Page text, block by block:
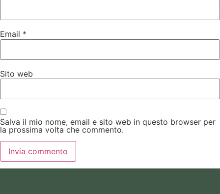
Email *
Sito web
Salva il mio nome, email e sito web in questo browser per
la prossima volta che commento.